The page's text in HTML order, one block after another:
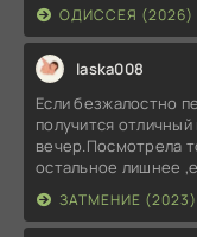
ОДИССЕЯ (2026)
laska008
Если безжалостно
получится
вечер.Посмотрела
остальное лишнее
ЗАТМЕНИЕ (2023)